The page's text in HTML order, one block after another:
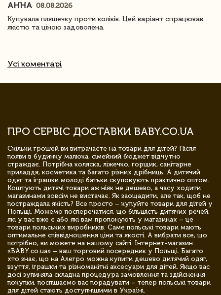
АННА 08.08.2026
Купувала пляшечку проти коліків. Цей варіант спрацював.
якістю та ціною задоволена.
Усі коментарі
ПРО СЕРВІС ДОСТАВКИ BABY.CO.UA
Скільки грошей ви витрачаєте на товари для дітей? Після
появи в будинку малюка, сімейний бюджет відчутно
страждає. Потрібна коляска, ліжечко, горщик, санітарне
приладдя, косметика та багато різних дрібниць. А дитячий
одяг та іграшки молоді батьки скуповують практично оптом.
Коштують дитячі товари аж ніяк не дешево, а часу ходити
магазинами зовсім не вистачає. Як заощадити, але так, щоб не
постраждала якість? Все просто – купуйте товари для дітей у
Польщі. Можемо посперечатися, що більшість дитячих речей,
які у вас вже є або які вам пропонують у магазинах – це
товари польських виробників. Саме польські товари мають
оптимальне співвідношення ціни та якості. А вибрати все, що
потрібно, ви можете на нашому сайті. Інтернет-магазин
«BABY.co.ua» – ваш торговий посередник у Польщі. Багато
хто знає, що на Алегро можна купити дешево дитячий одяг,
взуття, іграшки та різноманітні аксесуари для дітей. Якщо вас
досі зупиняла складна процедура замовлення та здійснення
покупки, поспішаємо вас порадувати – тепер польські товари
для дітей стають доступнішими в Україні.